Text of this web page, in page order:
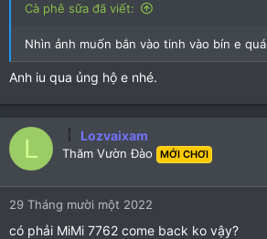
Cà phê sữa đã viết:
Nhìn ảnh muốn bắn vào tinh vào bín e quá
Anh iu qua ủng hộ e nhé.
L Lozvaixam
Thăm Vườn Đào MỚI CHƠI
29 Tháng mười một 2022
có phải MiMi 7762 come back ko vậy?